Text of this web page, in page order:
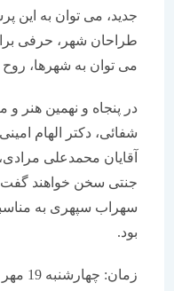
جدید، می توان به این پرسش
طراحان شهر، حرفی برای گفتن
می توان به شهرها، روح و
در پنجاه و نهمین هنر و
شفائی، دکتر الهام امینی و
آقایان محمدعلی مرادی،
جنتی سخن خواهند گفت که با
سهراب سپهری به مناسبت
زمان: چهارشنبه 19 مهر ماه 1391 از ساعت 16 الی 19